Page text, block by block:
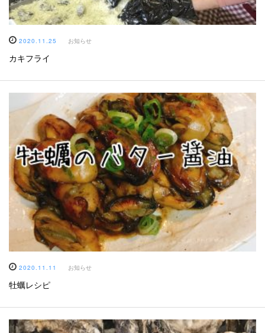
2020.11.25 お知らせ
カキフライ
2020.11.11 お知らせ
牡蠣レシピ